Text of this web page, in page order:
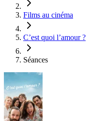
Films au cinéma
C’est quoi l’amour ?
Séances